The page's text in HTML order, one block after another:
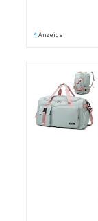
* Anzeige